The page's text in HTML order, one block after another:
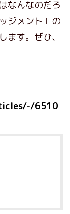
なんなのだろ
ジメント』の
ます。ぜひ、
6510